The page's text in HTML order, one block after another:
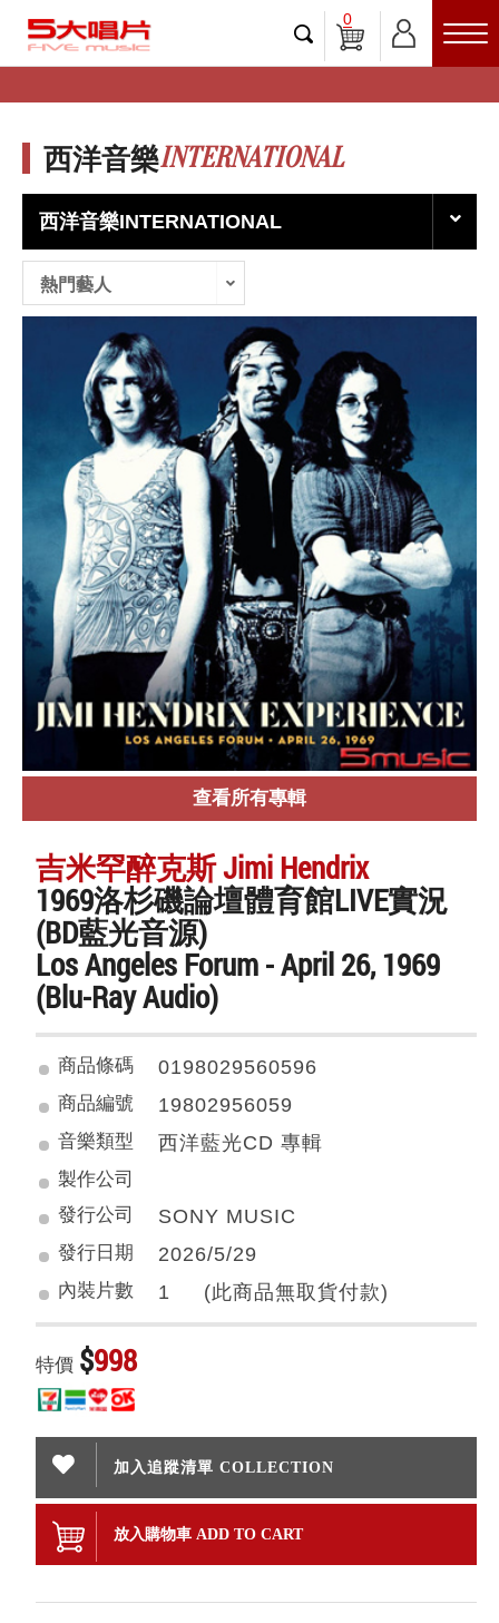
0
西洋音樂INTERNATIONAL
西洋音樂INTERNATIONAL
熱門藝人
查看所有專輯
吉米罕醉克斯 Jimi Hendrix
1969洛杉磯論壇體育館LIVE實況
(BD藍光音源)
Los Angeles Forum - April 26, 1969
(Blu-Ray Audio)
商品條碼 0198029560596
商品編號 19802956059
音樂類型 西洋藍光CD 專輯
製作公司
發行公司
SONY MUSIC
發行日期 2026/5/29
內裝片數 1 (此商品無取貨付款)
特價 $998
加入追蹤清單 COLLECTION
放入購物車 ADD TO CART